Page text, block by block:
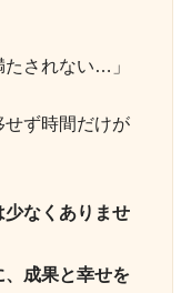
たされない…」
せず時間だけが
なくありませ
、成果と幸せを